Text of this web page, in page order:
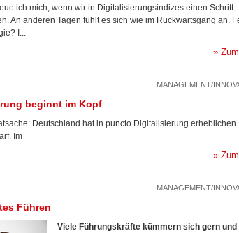
ich mich, wenn wir in Digitalisierungsindizes einen Schritt
An anderen Tagen fühlt es sich wie im Rückwärtsgang an.
I...
»
MANAGEMENT/
beginnt im Kopf
Deutschland hat in puncto Digitalisierung erheblichen
Im
»
MANAGEMENT/
Führen
Viele Führungskräfte kümmern sich gern